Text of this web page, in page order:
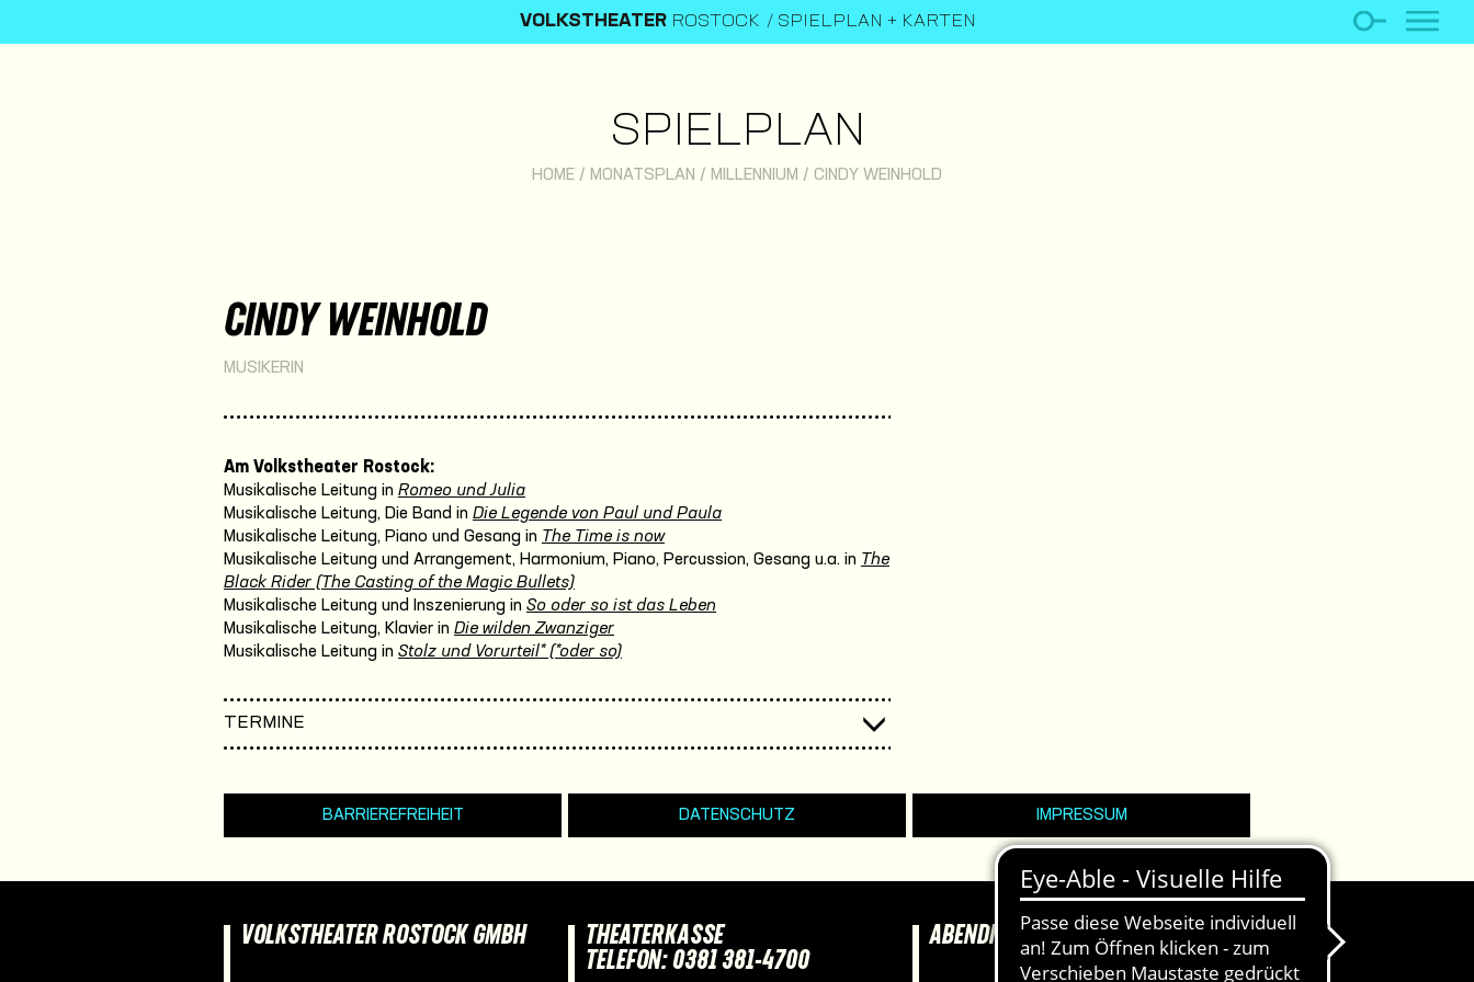
VOLKSTHEATER ROSTOCK SPIELPLAN + KARTEN
SPIELPLAN
HOME / MONATSPLAN / MILLENNIUM / CINDY WEINHOLD
CINDY WEINHOLD
MUSIKERIN
Am Volkstheater Rostock:
Musikalische Leitung in Romeo und Julia
Musikalische Leitung, Die Band in Die Legende von Paul und Paula
Musikalische Leitung, Piano und Gesang in The Time is now
Musikalische Leitung und Arrangement, Harmonium, Piano, Percussion, Gesang u.a. in The
Black Rider (The Casting of the Magic Bullets)
Musikalische Leitung und Inszenierung in So oder so ist das Leben
Musikalische Leitung, Klavier in Die wilden Zwanziger
Musikalische Leitung in Stolz und Vorurteil* (*oder so)
TERMINE
BARRIEREFREIHEIT DATENSCHUTZ IMPRESSUM
VOLKSTHEATER ROSTOCK GMBH
THEATERKASSE
TELEFON: 0381 381-4700
ABENDKASSEN